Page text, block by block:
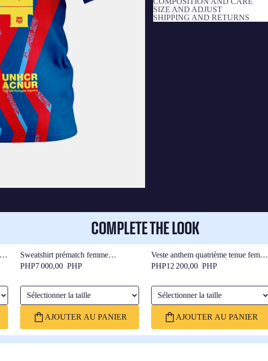
SIZE AND ADJUST
SHIPPING AND RETURNS
COMPLETE THE LOOK
Sweatshirt prématch femme
quatrième tenue FC Barcelone 25/26
PHP7 000,00 PHP
Sélectionner la taille
AJOUTER AU PANIER
Veste anthem quatrième tenue femme
FC Barcelone 25/26 – Édition Joueur
PHP12 200,00 PHP
Sélectionner la taille
AJOUTER AU PANIER